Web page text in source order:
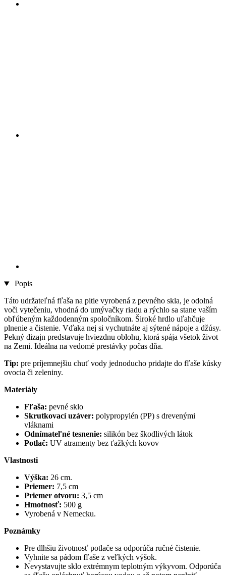
Popis
Táto udržateľná fľaša na pitie vyrobená z pevného skla, je odolná
voči vytečeniu, vhodná do umývačky riadu a rýchlo sa stane vaším
obľúbeným každodenným spoločníkom. Široké hrdlo uľahčuje
plnenie a čistenie. Vďaka nej si vychutnáte aj sýtené nápoje a džúsy.
Pekný dizajn predstavuje hviezdnu oblohu, ktorá spája všetok život
na Zemi. Ideálna na vedomé prestávky počas dňa.
Tip: pre príjemnejšiu chuť vody jednoducho pridajte do fľaše kúsky
ovocia či zeleniny.
Materiály
Fľaša: pevné sklo
Skrutkovací uzáver: polypropylén (PP) s drevenými
vláknami
Odnímateľné tesnenie: silikón bez škodlivých látok
Potlač: UV atramenty bez ťažkých kovov
Vlastnosti
Výška: 26 cm.
Priemer: 7,5 cm
Priemer otvoru: 3,5 cm
Hmotnosť: 500 g
Vyrobená v Nemecku.
Poznámky
Pre dlhšiu životnosť potlače sa odporúča ručné čistenie.
Vyhnite sa pádom fľaše z veľkých výšok.
Nevystavujte sklo extrémnym teplotným výkyvom. Odporúča